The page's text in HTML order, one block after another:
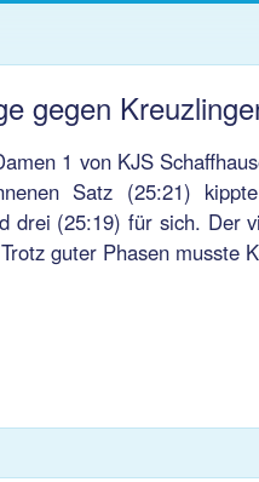
gegen
1 von KJS
Satz (25:21)
drei (25:19) für sich. Der
guter Phasen musste